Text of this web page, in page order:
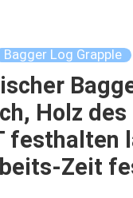
Bagger Log Grapple
Holz des
festhalten
Zeit